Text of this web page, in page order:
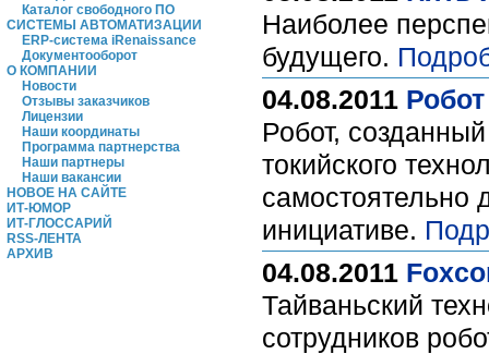
Каталог свободного ПО
СИСТЕМЫ АВТОМАТИЗАЦИИ
ERP-система iRenaissance
Документооборот
О КОМПАНИИ
Новости
Отзывы заказчиков
Лицензии
Наши координаты
Программа партнерства
Наши партнеры
Наши вакансии
НОВОЕ НА САЙТЕ
ИТ-ЮМОР
ИТ-ГЛОССАРИЙ
RSS-ЛЕНТА
АРХИВ
Наиболее
будущего.
04.08.2011
Робот,
токийского
самостоятельно
инициативе.
04.08.2011
Тайваньский
сотрудников